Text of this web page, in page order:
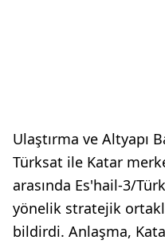
Ulaştırma ve Altyapı
Türksat ile Katar
arasında Es'hail-3/
yönelik stratejik
bildirdi. Anlaşma,